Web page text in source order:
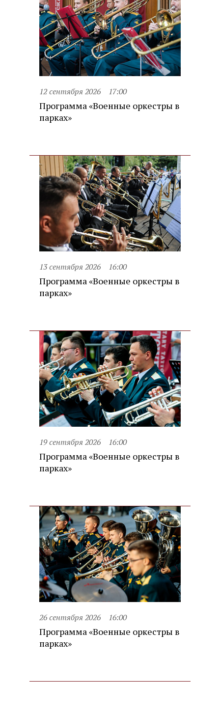
12 сентября 2026 17:00
Программа «Военные оркестры в
парках»
13 сентября 2026 16:00
Программа «Военные оркестры в
парках»
19 сентября 2026 16:00
Программа «Военные оркестры в
парках»
26 сентября 2026 16:00
Программа «Военные оркестры в
парках»